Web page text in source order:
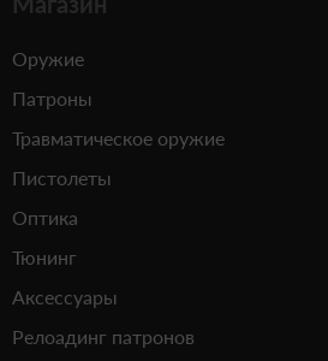
Оружие
Патроны
Травматическое оружие
Пистолеты
Оптика
Тюнинг
Аксессуары
Релоадинг патронов